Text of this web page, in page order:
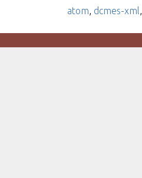
atom, dcmes-xml,